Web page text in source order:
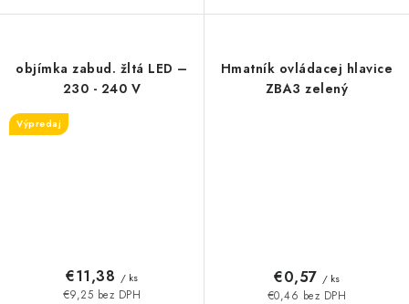
objímka zabud. žltá LED –
230 - 240 V
Výpredaj
€9,25 bez DPH
€11,38 / ks
Hmatník ovládacej hlavice
ZBA3 zelený
€0,46 bez DPH
€0,57 / ks